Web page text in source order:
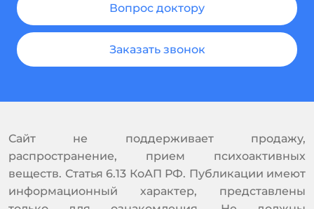
Вопрос доктору
Заказать звонок
Сайт не поддерживает продажу,
распространение, прием психоактивных
веществ. Статья 6.13 КоАП РФ. Публикации имеют
информационный характер, представлены